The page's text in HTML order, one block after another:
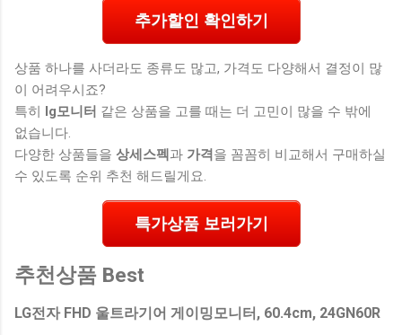
추가할인 확인하기
상품 하나를 사더라도 종류도 많고, 가격도 다양해서 결정이 많
이 어려우시죠?
특히 lg모니터 같은 상품을 고를 때는 더 고민이 많을 수 밖에
없습니다.
다양한 상품들을 상세스펙 과 가격 을 꼼꼼히 비교해서 구매하실
수 있도록 순위 추천 해드릴게요.
특가상품 보러가기
추천상품 Best
LG전자 FHD 울트라기어 게이밍모니터, 60.4cm, 24GN60R